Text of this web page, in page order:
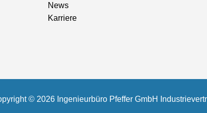
News
Karriere
© 2026 Ingenieurbüro Pfeffer GmbH